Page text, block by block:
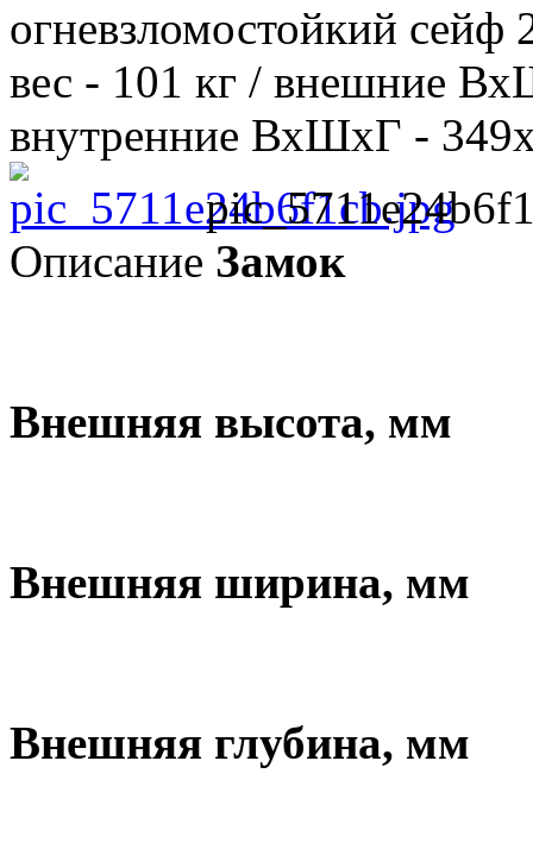
огневзломостойкий сейф
вес - 101 кг / внешние
внутренние ВхШхГ -
Описание Замок
Внешняя высота, мм
Внешняя ширина, мм
Внешняя глубина, мм